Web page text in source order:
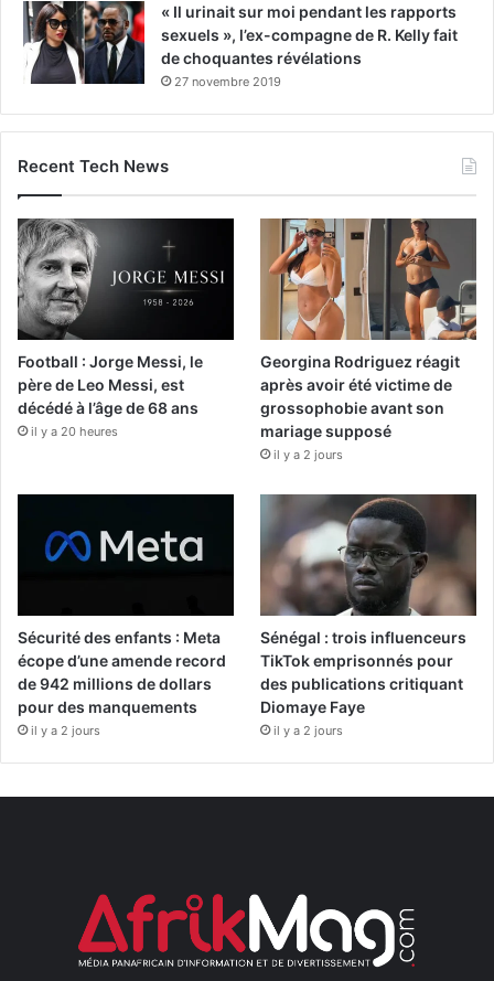
« Il urinait sur moi pendant les rapports
sexuels », l’ex-compagne de R. Kelly fait
de choquantes révélations
27 novembre 2019
Recent Tech News
Football : Jorge Messi, le
père de Leo Messi, est
décédé à l’âge de 68 ans
il y a 20 heures
Georgina Rodriguez réagit
après avoir été victime de
grossophobie avant son
mariage supposé
il y a 2 jours
Sécurité des enfants : Meta
écope d’une amende record
de 942 millions de dollars
pour des manquements
il y a 2 jours
Sénégal : trois influenceurs
TikTok emprisonnés pour
des publications critiquant
Diomaye Faye
il y a 2 jours